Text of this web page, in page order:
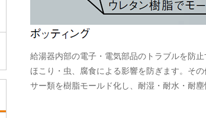
給湯器内部の電子・電気部品のトラブルを防
ほこり・虫、腐食による影響を防ぎます。そ
サー類を樹脂モールド化し、耐湿・耐水・耐塵